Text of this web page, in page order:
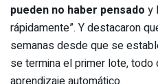
pueden no haber pensado y
rápidamente”. Y destacaron
semanas desde que se
se termina el primer lote,